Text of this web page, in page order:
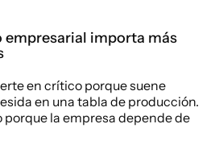
empresarial importa más
en crítico porque suene
en una tabla de producción.
la empresa depende de